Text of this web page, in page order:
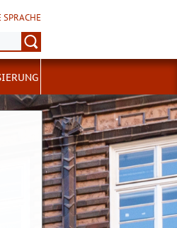
SPRACHE